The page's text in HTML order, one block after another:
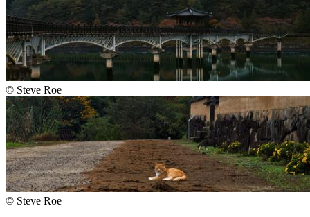
© Steve Roe
© Steve Roe